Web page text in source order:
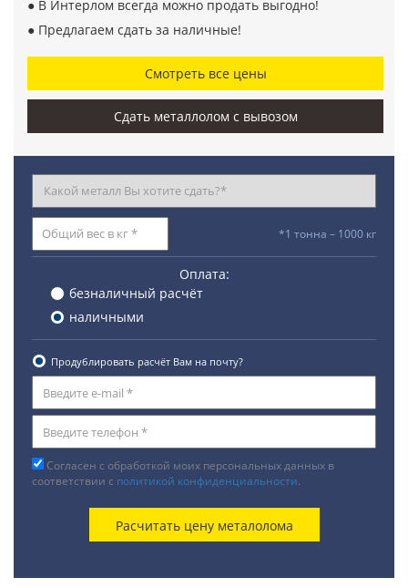
● В Интерлом всегда можно продать выгодно!
● Предлагаем сдать за наличные!
Смотреть все цены
Сдать металлолом с вывозом
*1 тонна – 1000 кг
Оплата:
безналичный расчёт
наличными
Продублировать расчёт Вам на почту?
Согласен с обработкой моих персональных данных в
соответствии с политикой конфиденциальности.